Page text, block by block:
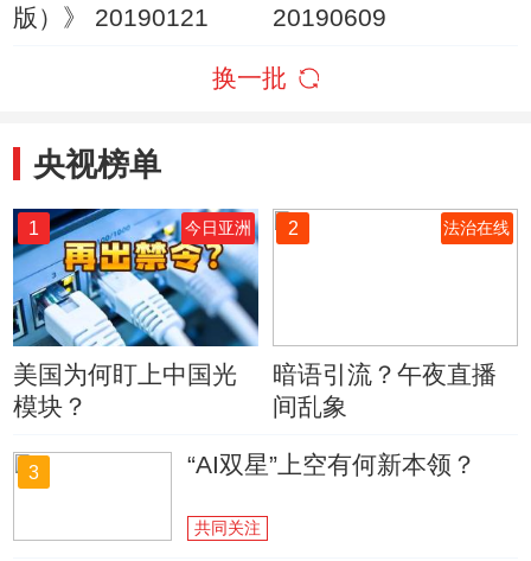
版）》 20190121
20190609
换一批
央视榜单
1 今日亚洲
美国为何盯上中国光
模块？
2 法治在线
暗语引流？午夜直播
间乱象
3 “AI双星”上空有何新本领？
共同关注